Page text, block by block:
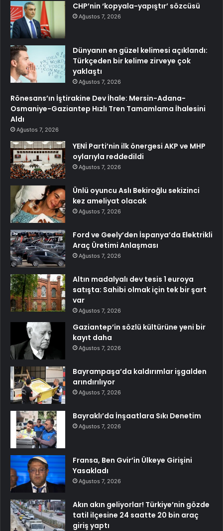
CHP’nin ‘kopyala-yapıştır’ sözcüsü
Ağustos 7, 2026
Dünyanın en güzel kelimesi açıklandı:
Türkçeden bir kelime zirveye çok
yaklaştı
Ağustos 7, 2026
Rönesans’ın İştirakine Dev İhale: Mersin-Adana-
Osmaniye-Gaziantep Hızlı Tren Tamamlama İhalesini
Aldı
Ağustos 7, 2026
YENİ Parti’nin ilk önergesi AKP ve MHP
oylarıyla reddedildi
Ağustos 7, 2026
Ünlü oyuncu Aslı Bekiroğlu sekizinci
kez ameliyat olacak
Ağustos 7, 2026
Ford ve Geely’den İspanya’da Elektrikli
Araç Üretimi Anlaşması
Ağustos 7, 2026
Altın madalyalı dev tesis 1 euroya
satışta: Sahibi olmak için tek bir şart
var
Ağustos 7, 2026
Gaziantep’in sözlü kültürüne yeni bir
kayıt daha
Ağustos 7, 2026
Bayrampaşa’da kaldırımlar işgalden
arındırılıyor
Ağustos 7, 2026
Bayraklı’da İnşaatlara Sıkı Denetim
Ağustos 7, 2026
Fransa, Ben Gvir’in Ülkeye Girişini
Yasakladı
Ağustos 7, 2026
Akın akın geliyorlar! Türkiye’nin gözde
tatil ilçesine 24 saatte 20 bin araç
giriş yaptı